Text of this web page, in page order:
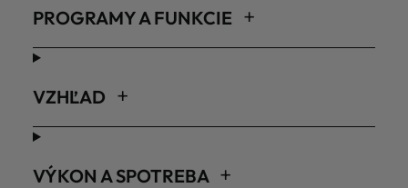
PROGRAMY A FUNKCIE
VZHĽAD
VÝKON A SPOTREBA